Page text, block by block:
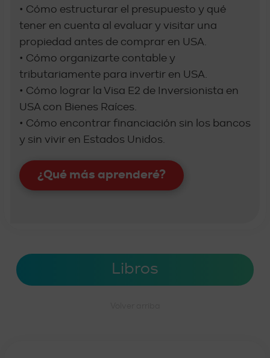
• Cómo estructurar el presupuesto y qué
tener en cuenta al evaluar y visitar una
propiedad antes de comprar en USA.
• Cómo organizarte contable y
tributariamente para invertir en USA.
• Cómo lograr la Visa E2 de Inversionista en
USA con Bienes Raíces.
• Cómo encontrar financiación sin los bancos
y sin vivir en Estados Unidos.
¿Qué más aprenderé?
Libros